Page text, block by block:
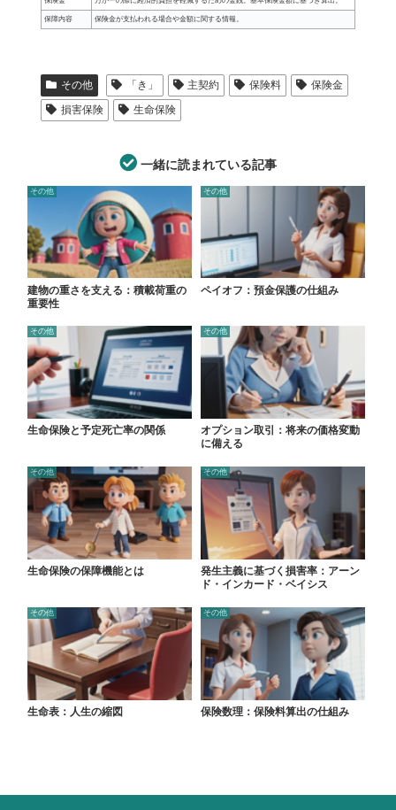
保障内容 保険金が支払われる場合や金額に関する情報。
その他 「き」 主契約 保険料
保険金
損害保険
生命保険
一緒に読まれている記事
その他
建物の重さを支える：積載荷重の
重要性
その他
ペイオフ：預金保護の仕組み
その他
生命保険と予定死亡率の関係
その他
オプション取引：将来の価格変動
に備える
その他
生命保険の保障機能とは
その他
発生主義に基づく損害率：アーン
ド・インカード・ベイシス
その他
生命表：人生の縮図
その他
保険数理：保険料算出の仕組み